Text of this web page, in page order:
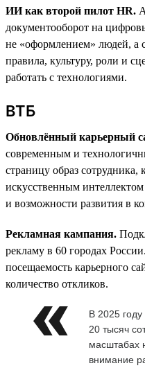
ИИ как второй пилот HR.
документооборот на
не «оформлением» людей, а
правила, культуру, роли и
работать с технологиями.
ВТБ
Обновлённый карьерный
современным и
страницу образ сотрудника,
искусственным
и возможности развития в
Рекламная кампания.
рекламу в 60 городах
посещаемость карьерного
количество откликов.
В 2025
20 тысяч
масштабах
внимание